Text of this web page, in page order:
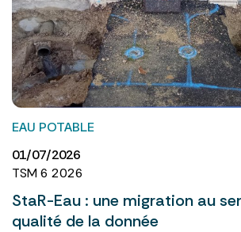
EAU POTABLE
01/07/2026
TSM 6 2026
StaR-Eau : une migration au
qualité de la donnée